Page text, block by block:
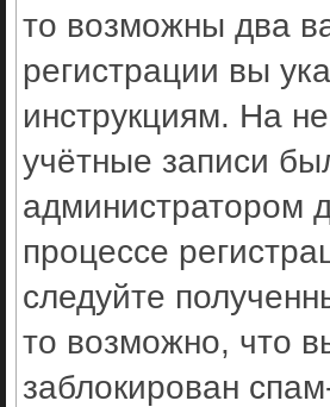
то возможны два
регистрации вы
инструкциям. На
учётные записи
администратором
процессе
следуйте
то возможно, что
заблокирован